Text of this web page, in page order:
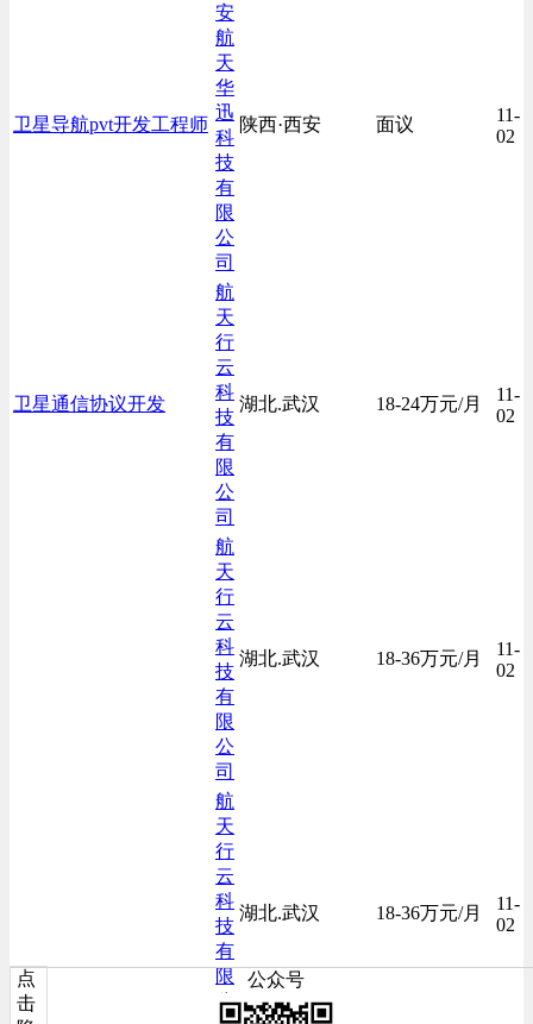
卫星导航pvt开发工程师
安
航
天
华
迅
科
技
有
限
公
司
陕西·西安 面议
11-
02
卫星通信协议开发
航
天
行
云
科
技
有
限
公
司
湖北.武汉 18-24万元/月
11-
02
航
天
行
云
科
技
有
限
公
司
湖北.武汉 18-36万元/月
11-
02
航
天
行
云
科
技
有
限
公
湖北.武汉 18-36万元/月
11-
02
点
击
公众号